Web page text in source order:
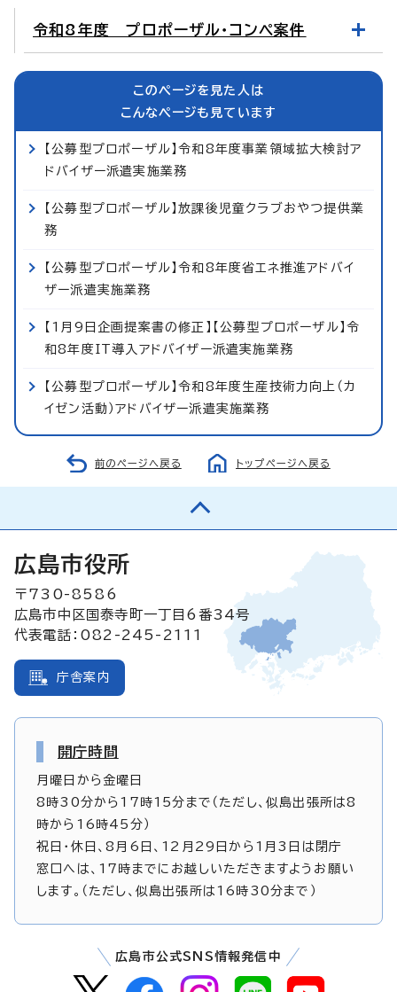
令和8年度 プロポーザル・コンペ案件
このページを見た人は
こんなページも見ています
【公募型プロポーザル】令和8年度事業領域拡大検討ア
ドバイザー派遣実施業務
【公募型プロポーザル】放課後児童クラブおやつ提供業
務
【公募型プロポーザル】令和8年度省エネ推進アドバイ
ザー派遣実施業務
【1月9日企画提案書の修正】【公募型プロポーザル】令
和8年度IT導入アドバイザー派遣実施業務
【公募型プロポーザル】令和8年度生産技術力向上（カ
イゼン活動）アドバイザー派遣実施業務
前のページへ戻る トップページへ戻る
広島市役所
〒730-8586
広島市中区国泰寺町一丁目6番34号
代表電話：082-245-2111
庁舎案内
開庁時間
月曜日から金曜日
8時30分から17時15分まで（ただし、似島出張所は8
時から16時45分）
祝日・休日、8月6日、12月29日から1月3日は閉庁
窓口へは、17時までにお越しいただきますようお願い
します。（ただし、似島出張所は16時30分まで）
広島市公式SNS情報発信中